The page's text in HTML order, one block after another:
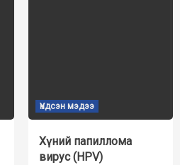
Үндсэн мэдээ
Хүний папиллома
вирус (HPV)